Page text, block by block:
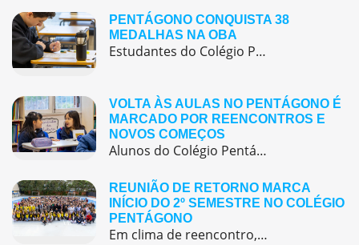
PENTÁGONO CONQUISTA 38
MEDALHAS NA OBA
Estudantes do Colégio Pentágono conquistam excelente resultado na Olimpíada Brasileira de Astronomia e Astronáutica (OBA) 2025, somando 38 medalhas.
VOLTA ÀS AULAS NO PENTÁGONO É
MARCADO POR REENCONTROS E
NOVOS COMEÇOS
Alunos do Colégio Pentágono retornaram às aulas trazendo o entusiasmo dos reencontros e o desejo de seguir aprendendo com significado.
REUNIÃO DE RETORNO MARCA
INÍCIO DO 2º SEMESTRE NO COLÉGIO
PENTÁGONO
Em clima de reencontro, a equipe pedagógica participou da abertura do semestre letivo com treinamentos e simulação de emergência